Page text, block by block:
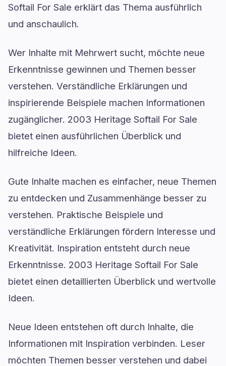
Softail For Sale erklärt das Thema ausführlich
und anschaulich.
Wer Inhalte mit Mehrwert sucht, möchte neue
Erkenntnisse gewinnen und Themen besser
verstehen. Verständliche Erklärungen und
inspirierende Beispiele machen Informationen
zugänglicher. 2003 Heritage Softail For Sale
bietet einen ausführlichen Überblick und
hilfreiche Ideen.
Gute Inhalte machen es einfacher, neue Themen
zu entdecken und Zusammenhänge besser zu
verstehen. Praktische Beispiele und
verständliche Erklärungen fördern Interesse und
Kreativität. Inspiration entsteht durch neue
Erkenntnisse. 2003 Heritage Softail For Sale
bietet einen detaillierten Überblick und wertvolle
Ideen.
Neue Ideen entstehen oft durch Inhalte, die
Informationen mit Inspiration verbinden. Leser
möchten Themen besser verstehen und dabei